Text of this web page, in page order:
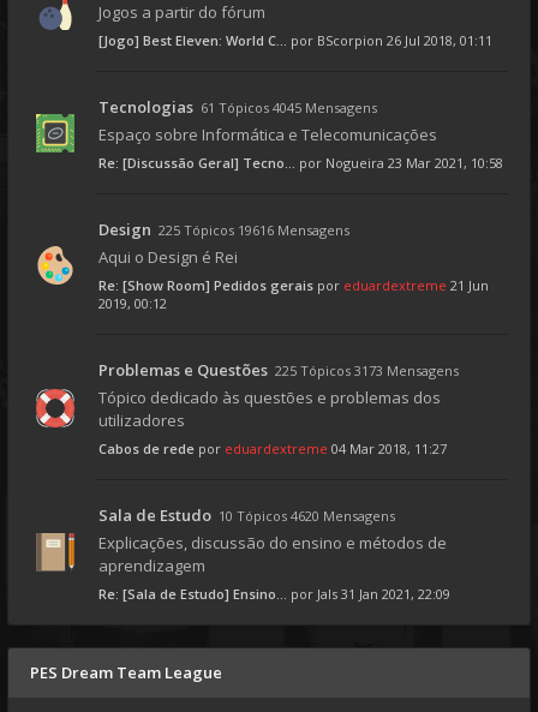
Jogos a partir do fórum
[Jogo] Best Eleven: World C... por BScorpion 26 Jul 2018, 01:11
Tecnologias 61 Tópicos 4045 Mensagens
Espaço sobre Informática e Telecomunicações
Re: [Discussão Geral] Tecno... por Nogueira 23 Mar 2021, 10:58
Design 225 Tópicos 19616 Mensagens
Aqui o Design é Rei
Re: [Show Room] Pedidos gerais por eduardextreme 21 Jun
2019, 00:12
Problemas e Questões 225 Tópicos 3173 Mensagens
Tópico dedicado às questões e problemas dos
utilizadores
Cabos de rede por eduardextreme 04 Mar 2018, 11:27
Sala de Estudo 10 Tópicos 4620 Mensagens
Explicações, discussão do ensino e métodos de
aprendizagem
Re: [Sala de Estudo] Ensino... por Jals 31 Jan 2021, 22:09
PES Dream Team League